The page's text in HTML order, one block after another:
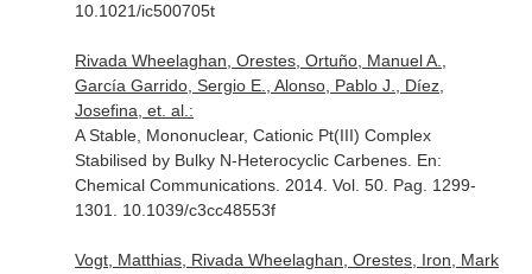
10.1021/ic500705t
Rivada Wheelaghan, Orestes, Ortuño, Manuel A.,
García Garrido, Sergio E., Alonso, Pablo J., Díez,
Josefina, et. al.:
A Stable, Mononuclear, Cationic Pt(III) Complex
Stabilised by Bulky N-Heterocyclic Carbenes. En:
Chemical Communications. 2014. Vol. 50. Pag. 1299-
1301. 10.1039/c3cc48553f
Vogt, Matthias, Rivada Wheelaghan, Orestes, Iron, Mark